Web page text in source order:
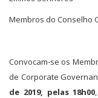
Membros do Conselho
Convocam-se os
de Corporate
de 2019, pelas 18h00